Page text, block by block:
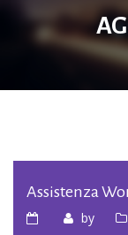
Assistenza
by